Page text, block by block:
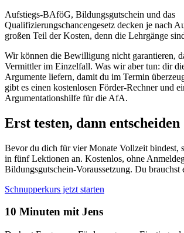
Aufstiegs-BAföG, Bildungsgutschein und das
Qualifizierungschancengesetz decken je nach
großen Teil der Kosten, denn die Lehrgänge
Wir können die Bewilligung nicht garantieren,
Vermittler im Einzelfall. Was wir aber tun: dir
Argumente liefern, damit du im Termin
gibt es einen kostenlosen Förder-Rechner und
Argumentationshilfe für die AfA.
Erst testen, dann entscheiden
Bevor du dich für vier Monate Vollzeit bindest,
in fünf Lektionen an. Kostenlos, ohne
Bildungsgutschein-Voraussetzung. Du brauchst
Schnupperkurs jetzt starten
10 Minuten mit Jens